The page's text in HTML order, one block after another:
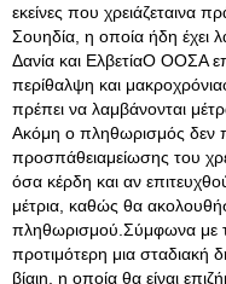
εκείνες που χρειάζεταινα
Σουηδία, η οποία ήδη έχει
Δανία και ΕλβετίαΟ ΟΟΣΑ
περίθαλψη και
πρέπει να λαμβάνονται
Ακόμη ο πληθωρισμός δεν
προσπάθειαμείωσης του
όσα κέρδη και αν
μέτρια, καθώς θα
πληθωρισμού.Σύμφωνα με
προτιμότερη μια σταδιακή
βίαιη, η οποία θα είναι